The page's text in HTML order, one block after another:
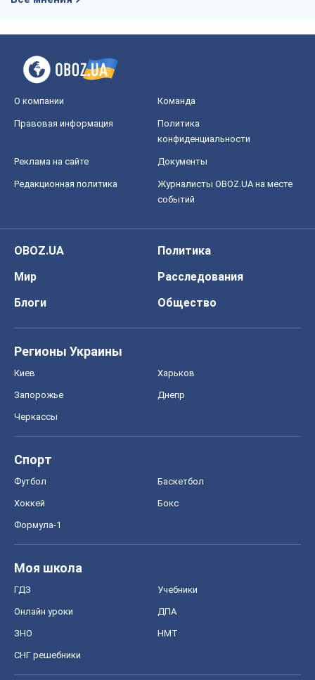
О компании Команда
Правовая информация
Политика
конфиденциальности
Реклама на сайте Документы
Редакционная политика
Журналисты OBOZ.UA на месте
событий
OBOZ.UA
Политика
Мир
Расследования
Блоги
Общество
Регионы Украины
Киев Харьков
Запорожье Днепр
Черкассы
Спорт
Футбол Баскетбол
Хоккей Бокс
Формула-1
Моя школа
ГДЗ Учебники
Онлайн уроки ДПА
ЗНО НМТ
СНГ решебники